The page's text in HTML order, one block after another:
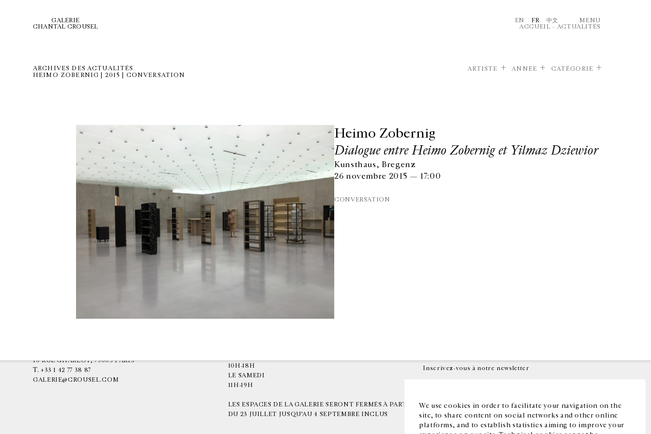
We use cookies in order to facilitate your navigation on the
site, to share content on social networks and other online
platforms, and to establish statistics aiming to improve your
GALERIE
CHANTAL CROUSEL
EN FR 中文
MENU
ACCUEIL – ACTUALITÉS
ARCHIVES DES ACTUALITÉS
HEIMO ZOBERNIG | 2015 | CONVERSATION
ARTISTE ANNÉE CATÉGORIE
Heimo Zobernig
Dialogue entre Heimo Zobernig et Yilmaz Dziewior
Kunsthaus, Bregenz
26 novembre 2015 — 17:00
CONVERSATION
10 RUE CHARLOT, 75003 PARIS
T. +33 1 42 77 38 87
GALERIE@CROUSEL.COM
10H-18H
LE SAMEDI
11H-19H
LES ESPACES DE LA GALERIE SERONT FERMÉS À PARTIR
DU 23 JUILLET JUSQU'AU 4 SEPTEMBRE INCLUS
Inscrivez-vous à notre newsletter